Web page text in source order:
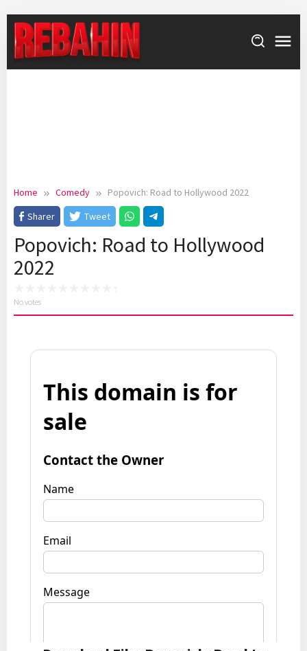
content
Home Comedy
Popovich: Road to Hollywood 2022
Sharer
Tweet
Popovich: Road to Hollywood
2022
No votes